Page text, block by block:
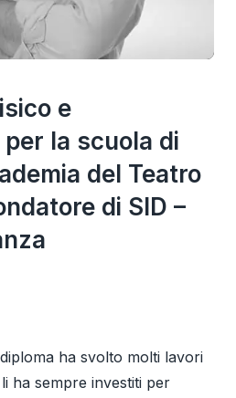
e
la scuola di
del Teatro
di SID –
ha svolto molti lavori
ha sempre investiti per